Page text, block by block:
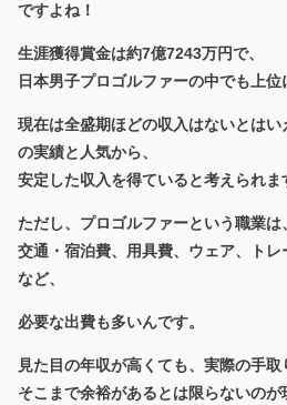
ですよね！
生涯獲得賞金は約7億7243万円で、
日本男子プロゴルファーの中でも上位
現在は全盛期ほどの収入はないとは
の実績と人気から、
安定した収入を得ていると考えられま
ただし、プロゴルファーという職業は、
交通・宿泊費、用具費、ウェア、ト
など、
必要な出費も多いんです。
見た目の年収が高くても、実際の手取
そこまで余裕があるとは限らないのが